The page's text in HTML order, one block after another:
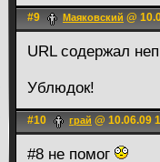
#9 Маяковский @
URL содержал
Ублюдок!
#10 грай @ 10.06.09
#8 не помог